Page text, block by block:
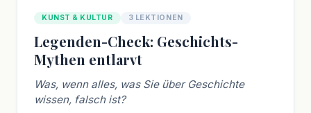
KUNST & KULTUR 3 LEKTIONEN
Legenden-Check: Geschichts-
Mythen entlarvt
Was, wenn alles, was Sie über Geschichte
wissen, falsch ist?